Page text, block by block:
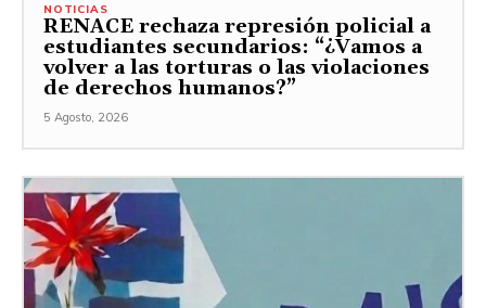
NOTICIAS
RENACE rechaza represión policial a
estudiantes secundarios: “¿Vamos a
volver a las torturas o las violaciones
de derechos humanos?”
5 Agosto, 2026